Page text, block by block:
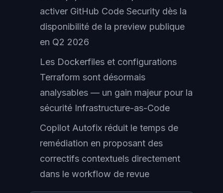
activer GitHub Code Security dès la
disponibilité de la preview publique
en Q2 2026
Les Dockerfiles et configurations
Terraform sont désormais
analysables — un gain majeur pour la
sécurité Infrastructure-as-Code
Copilot Autofix réduit le temps de
remédiation en proposant des
correctifs contextuels directement
dans le workflow de revue